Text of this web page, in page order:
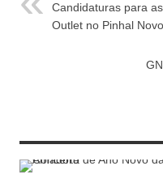
Candidaturas para
Outlet no Pinhal Novo